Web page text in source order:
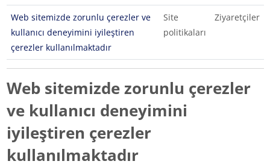
Web sitemizde zorunlu çerezler ve
kullanıcı deneyimini iyileştiren
çerezler kullanılmaktadır
Site
politikaları
Ziyaretçiler
Web sitemizde zorunlu çerezler
ve kullanıcı deneyimini
iyileştiren çerezler
kullanılmaktadır